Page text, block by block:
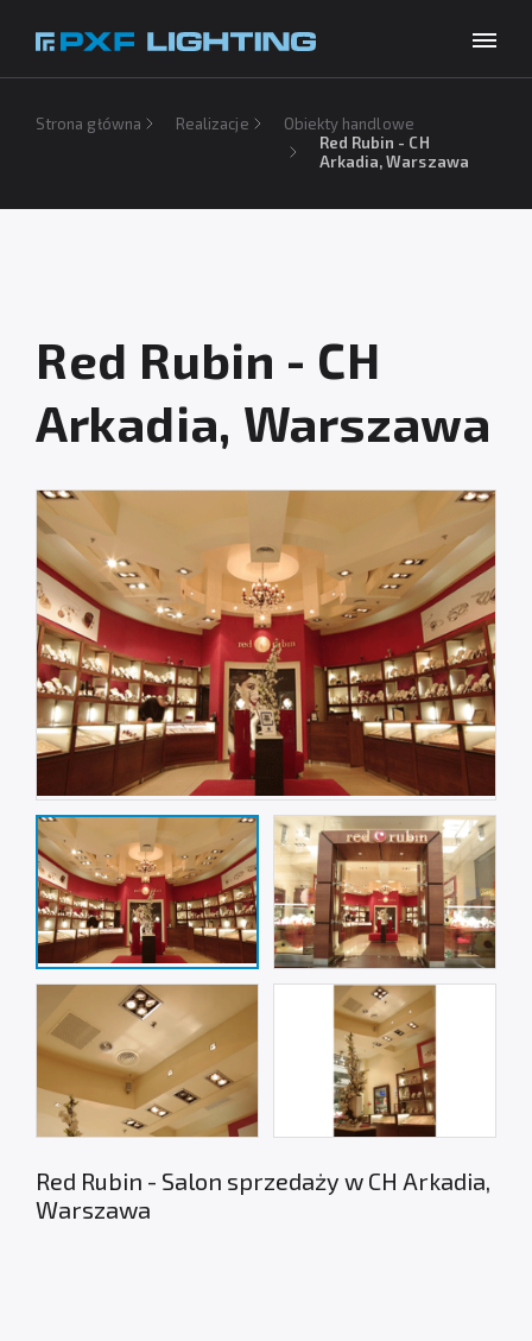
Do pobrania
Kontakt
Strona główna Realizacje
Obiekty handlowe
Red Rubin - CH
Arkadia, Warszawa
Red Rubin - CH
Arkadia, Warszawa
Red Rubin - Salon sprzedaży w CH Arkadia,
Warszawa